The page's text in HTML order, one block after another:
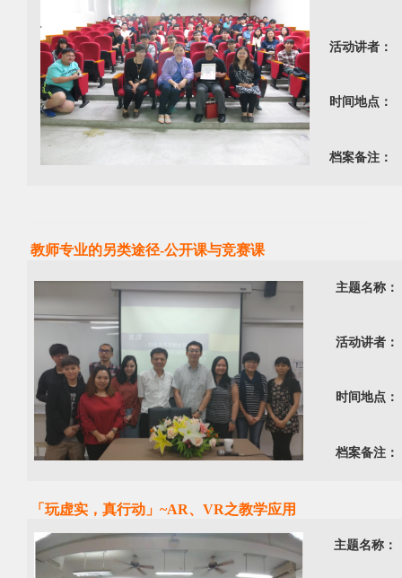
活动讲者：
时间地点：
档案备注：
教师专业的另类途径-公开课与竞赛课
主题名称：
活动讲者：
时间地点：
档案备注：
「玩虚实，真行动」~AR、VR之教学应用
主题名称：